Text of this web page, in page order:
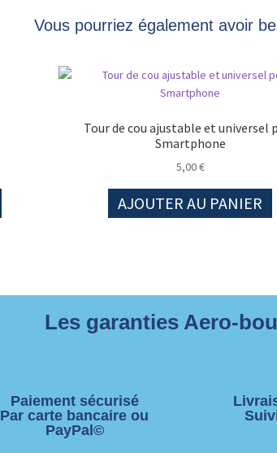
Vous pourriez également avoir
Tour de cou ajustable et universel
Smartphone
5,00€
AJOUTER AU PANIER
Les garanties Aero-
Paiement sécurisé
Par carte bancaire ou
PayPal©